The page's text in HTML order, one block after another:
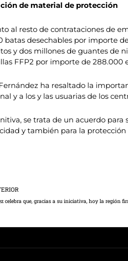
de material de protección
al resto de contrataciones de
batas desechables por importe
y dos millones de guantes de
FFP2 por importe de 288.000
ha resaltado la
y a los y las usuarias de los
se trata de un acuerdo
y también para la protección